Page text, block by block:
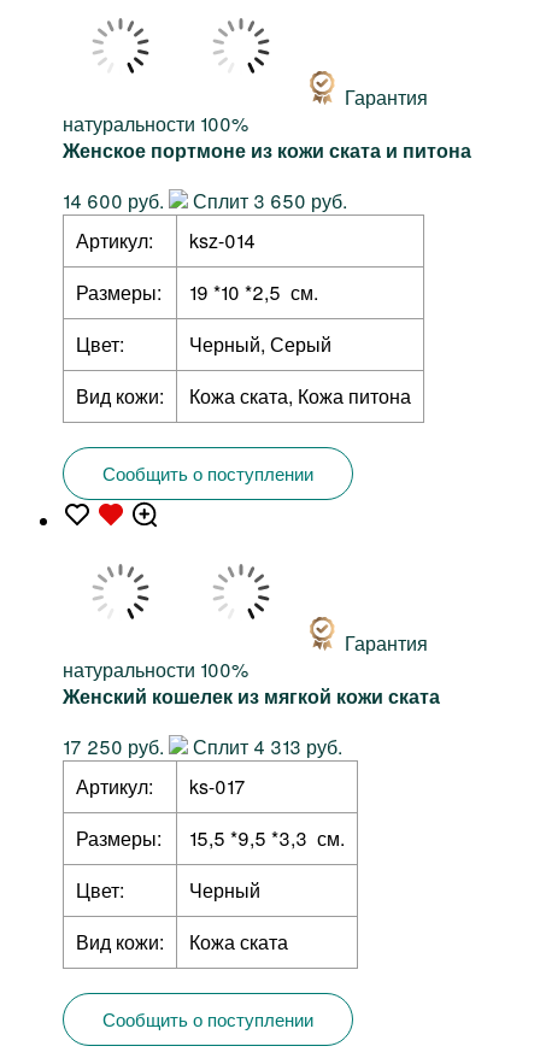
Гарантия
натуральности 100%
Женское портмоне из кожи ската и питона
14 600 руб.
Сплит 3 650 руб.
Артикул:
ksz-014
Размеры:
19 *10 *2,5 см.
Цвет:
Черный, Серый
Вид кожи:
Кожа ската, Кожа питона
Сообщить о поступлении
Гарантия
натуральности 100%
Женский кошелек из мягкой кожи ската
17 250 руб.
Сплит 4 313 руб.
Артикул:
ks-017
Размеры:
15,5 *9,5 *3,3 см.
Цвет:
Черный
Вид кожи:
Кожа ската
Сообщить о поступлении